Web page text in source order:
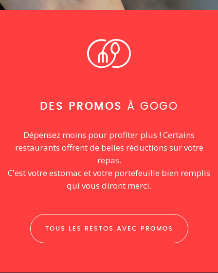
DES PROMOS À GOGO
Dépensez moins pour profiter plus ! Certains
restaurants offrent de belles réductions sur votre
repas.
C'est votre estomac et votre portefeuille bien remplis
qui vous diront merci.
TOUS LES RESTOS AVEC PROMOS